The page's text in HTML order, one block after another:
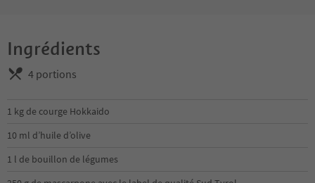
Ingrédients
4 portions
1 kg de courge Hokkaido
10 ml d’huile d’olive
1 l de bouillon de légumes